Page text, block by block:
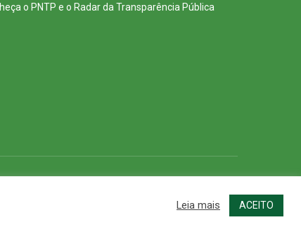
o PNTP e o Radar da Transparência Pública
Leia mais ACEITO